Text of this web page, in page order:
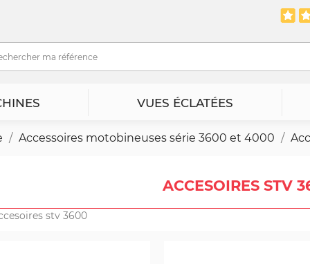
VUES ÉCLATÉES
Accessoires motobineuses série 3600 et 4000
ACCESOIRES STV
stv 3600